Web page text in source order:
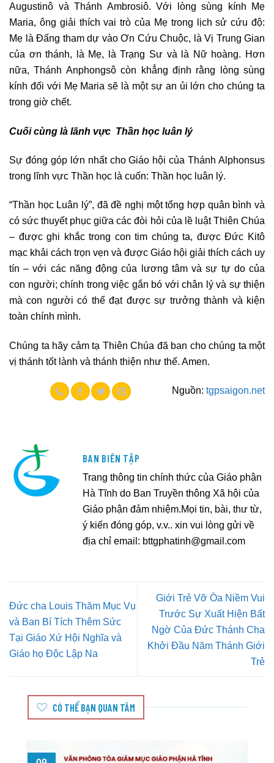
Augustinô và Thánh Ambrosiô. Với lòng sùng kính Mẹ
Maria, ông giải thích vai trò của Mẹ trong lịch sử cứu độ:
Mẹ là Đấng tham dự vào Ơn Cứu Chuộc, là Vị Trung Gian
của ơn thánh, là Mẹ, là Trạng Sư và là Nữ hoàng. Hơn
nữa, Thánh Anphongsô còn khẳng định rằng lòng sùng
kính đối với Mẹ Maria sẽ là một sự an ủi lớn cho chúng ta
trong giờ chết.
Cuối cùng là lãnh vực Thần học luân lý
Sự đóng góp lớn nhất cho Giáo hội của Thánh Alphonsus
trong lĩnh vực Thần học là cuốn: Thần học luân lý.
“Thần học Luân lý”, đã đề nghị một tổng hợp quân bình và
có sức thuyết phục giữa các đòi hỏi của lề luật Thiên Chúa
– được ghi khắc trong con tim chúng ta, được Đức Kitô
mạc khải cách trọn vẹn và được Giáo hội giải thích cách uy
tín – với các năng động của lương tâm và sự tự do của
con người; chính trong việc gắn bó với chân lý và sự thiện
mà con người có thể đạt được sự trưởng thành và kiện
toàn chính mình.
Chúng ta hãy cảm tạ Thiên Chúa đã ban cho chúng ta một
vị thánh tốt lành và thánh thiện như thế. Amen.
Nguồn: tgpsaigon.net
BAN BIÊN TẬP
Trang thông tin chính thức của Giáo phận
Hà Tĩnh do Ban Truyền thông Xã hội của
Giáo phận đảm nhiệm.Mọi tin, bài, thư từ,
ý kiến đóng góp, v.v.. xin vui lòng gửi về
địa chỉ email: bttgphatinh@gmail.com
Đức cha Louis Thăm Mục Vụ
và Ban Bí Tích Thêm Sức
Tại Giáo Xứ Hội Nghĩa và
Giáo họ Độc Lập Na
Giới Trẻ Vỡ Òa Niềm Vui
Trước Sự Xuất Hiện Bất
Ngờ Của Đức Thánh Cha
Khởi Đầu Năm Thánh Giới
Trẻ
CÓ THỂ BẠN QUAN TÂM